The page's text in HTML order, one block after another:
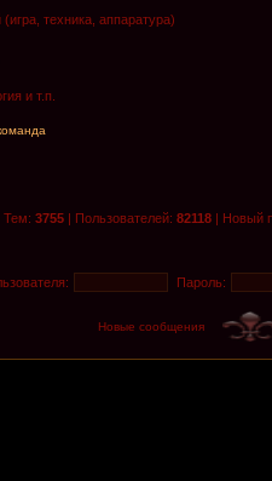
техника, аппаратура)
и т.п.
Тем: 3755 | Пользователей: 82118 | Новый
Пароль:
Новые сообщения